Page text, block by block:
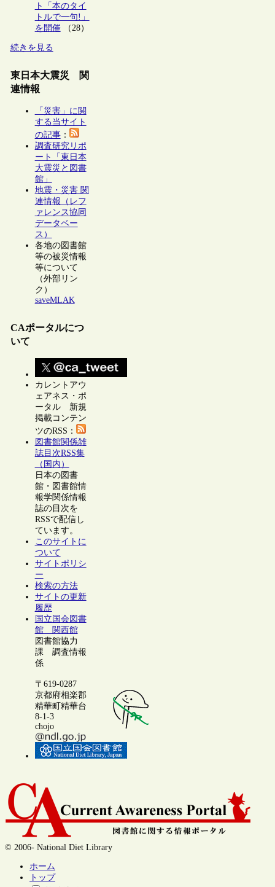
ト「本のタイ
トルで一句!」
を開催（28）
続きを見る
東日本大震災 関
連情報
「災害」に関
する当サイト
の記事：
調査研究リポ
ート「東日本
大震災と図書
館」
地震・災害 関
連情報（レフ
ァレンス協同
データベー
ス）
各地の図書館
等の被災情報
等について
（外部リン
ク）
saveMLAK
CAポータルにつ
いて
カレントアウ
ェアネス・ポ
ータル 新規
掲載コンテン
ツのRSS：
図書館関係雑
誌目次RSS集
（国内）
日本の図書
館・図書館情
報学関係情報
誌の目次を
RSSで配信し
ています。
このサイトに
ついて
サイトポリシ
ー
検索の方法
サイトの更新
履歴
国立国会図書
館 関西館
図書館協力
課 調査情報
係
〒619-0287
京都府相楽郡
精華町精華台
8-1-3
chojo
© 2006- National Diet Library
ホーム
トップ